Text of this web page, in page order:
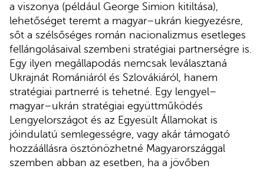
a viszonya (például George Simion kitiltása),
lehetőséget teremt a magyar–ukrán kiegyezésre,
sőt a szélsőséges román nacionalizmus esetleges
fellángolásaival szembeni stratégiai partnerségre is.
Egy ilyen megállapodás nemcsak leválasztaná
Ukrajnát Romániáról és Szlovákiáról, hanem
stratégiai partnerré is tehetné. Egy lengyel–
magyar–ukrán stratégiai együttműködés
Lengyelországot és az Egyesült Államokat is
jóindulatú semlegességre, vagy akár támogató
hozzáállásra ösztönözhetné Magyarországgal
szemben abban az esetben, ha a jövőben